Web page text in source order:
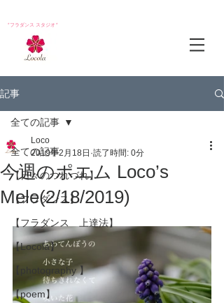
*フラダンス スタジオ*
記事
全ての記事
【日々のつれづれ】
【フラダンス】
【フラダンス 上達法】
【Locola】
【photography 】
【poem】
全ての記事
今週のポエム Loco’s
Mele(2/18/2019)
Loco
2019年2月18日 読了時間: 0分